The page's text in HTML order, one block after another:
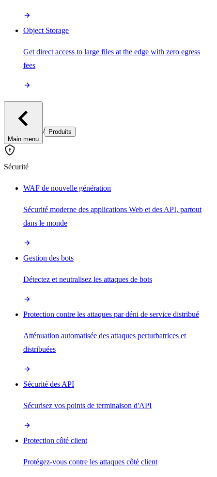
Object Storage
Get direct access to large files at the edge with zero egress
fees
Main menu
/ Produits
Sécurité
WAF de nouvelle génération
Sécurité moderne des applications Web et des API, partout
dans le monde
Gestion des bots
Détectez et neutralisez les attaques de bots
Protection contre les attaques par déni de service distribué
Atténuation automatisée des attaques perturbatrices et
distribuées
Sécurité des API
Sécurisez vos points de terminaison d'API
Protection côté client
Protégez-vous contre les attaques côté client